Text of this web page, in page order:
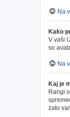
Na
Kako
V vaši
so
Na
Kaj je
Rangi
zato